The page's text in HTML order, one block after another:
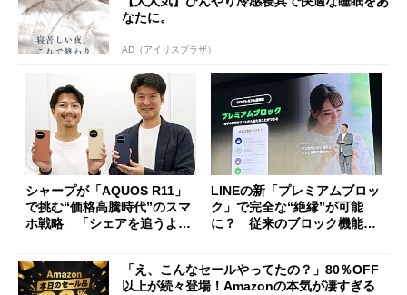
なたに。
AD（アイリスプラザ）
シャープが「AQUOS R11」
で挑む“価格高騰時代”のスマ
ホ戦略 「シェアを追うより
LINEの新「プレミアムブロッ
ク」で完全な“絶縁”が可能
に？ 従来のブロック機能と
「え、こんなセールやってたの？」80％OFF
以上が続々登場！Amazonの本気が凄すぎる